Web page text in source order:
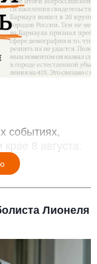
событиях,
8 августа.
Лионеля